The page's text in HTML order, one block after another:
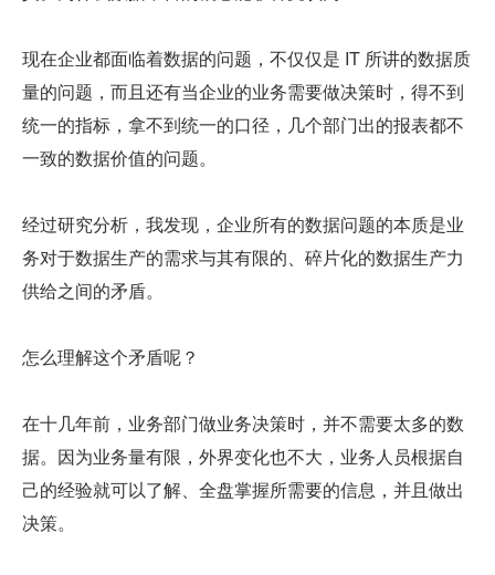
现在企业都面临着数据的问题，不仅仅是 IT 所讲的数据质
量的问题，而且还有当企业的业务需要做决策时，得不到
统一的指标，拿不到统一的口径，几个部门出的报表都不
一致的数据价值的问题。
经过研究分析，我发现，企业所有的数据问题的本质是业
务对于数据生产的需求与其有限的、碎片化的数据生产力
供给之间的矛盾。
怎么理解这个矛盾呢？
在十几年前，业务部门做业务决策时，并不需要太多的数
据。因为业务量有限，外界变化也不大，业务人员根据自
己的经验就可以了解、全盘掌握所需要的信息，并且做出
决策。